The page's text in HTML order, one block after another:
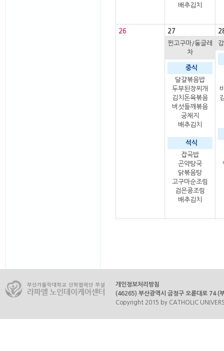
배추김치
26
27
찐고구마/둥글레
차
중식
달걀볶음밥
두부된장찌개
김치돈육볶음
버섯들깨볶음
궁채지
배추김치
석식
잡곡밥
곤약탕국
닭볶음탕
고구마순조림
검은콩조림
배추김치
개인정보처리방침
(46265) 부산광역시 금정구 오륜대로 74
Copyright 2015 by CATHOLIC